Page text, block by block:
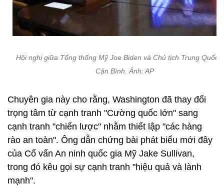
Hội nghị giữa Tổng thống Mỹ Joe Biden và Chủ tịch Trung Quốc
Cận Bình. Ảnh: AP
Chuyên gia này cho rằng, Washington đã thay đổi
trọng tâm từ cạnh tranh "Cường quốc lớn" sang
cạnh tranh "chiến lược" nhằm thiết lập "các hàng
rào an toàn". Ông dẫn chứng bài phát biểu mới đây
của Cố vấn An ninh quốc gia Mỹ Jake Sullivan,
trong đó kêu gọi sự cạnh tranh "hiệu quả và lành
mạnh".